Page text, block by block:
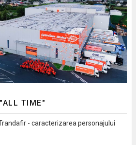
TIME"
- caracterizarea personajului